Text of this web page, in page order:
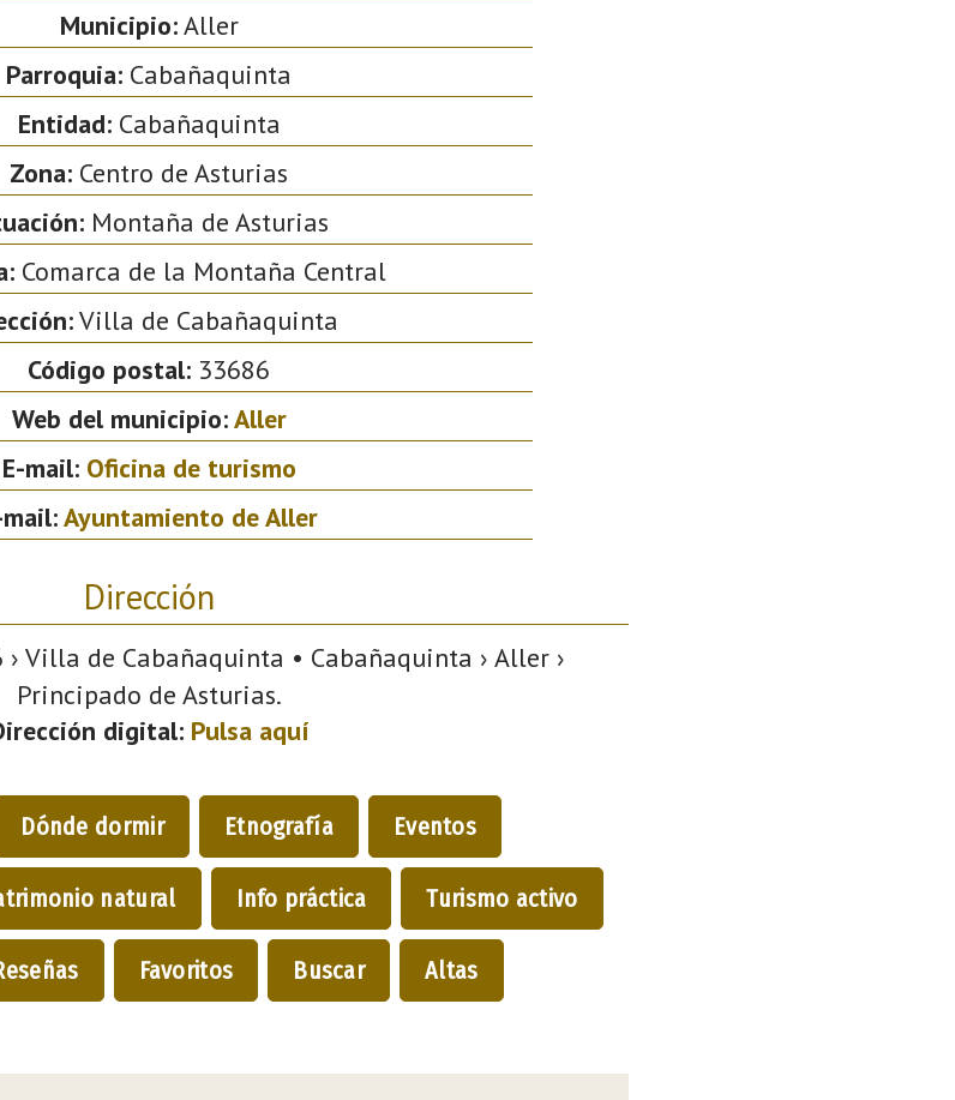
Municipio:Aller
Parroquia: Cabañaquinta
Entidad:Cabañaquinta
Zona: Centro de Asturias
Montaña de Asturias
Comarca de la Montaña Central
Villa de Cabañaquinta
Código postal: 33686
Web del municipio:Aller
E-mail: Oficina de turismo
mail:Ayuntamiento de Aller
Dirección
› Villa de Cabañaquinta • Cabañaquinta › Aller ›
Principado de Asturias.
digital: Pulsa aquí
Dónde dormir Etnografía Eventos
natural Info práctica Turismo activo
Favoritos Buscar Altas